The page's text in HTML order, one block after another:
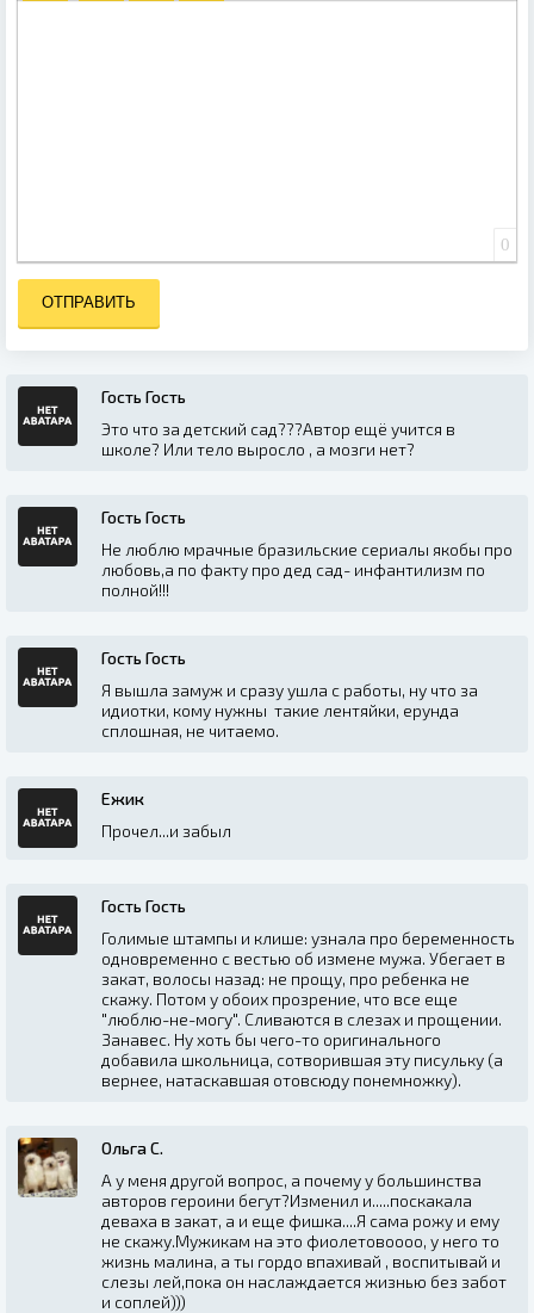
ВСТАВИТЬ СМАЙЛИК
ВСТАВКА СКРЫТОГО ТЕКСТА
ВСТАВКА ЦИТАТЫ
ВСТАВКА СПОЙЛЕРА
0
ОТПРАВИТЬ
Гость Гость
Это что за детский сад???Автор ещё учится в
школе? Или тело выросло , а мозги нет?
Гость Гость
Не люблю мрачные бразильские сериалы якобы про
любовь,а по факту про дед сад- инфантилизм по
полной!!!
Гость Гость
Я вышла замуж и сразу ушла с работы, ну что за
идиотки, кому нужны такие лентяйки, ерунда
сплошная, не читаемо.
Ежик
Прочел...и забыл
Гость Гость
Голимые штампы и клише: узнала про беременность
одновременно с вестью об измене мужа. Убегает в
закат, волосы назад: не прощу, про ребенка не
скажу. Потом у обоих прозрение, что все еще
"люблю-не-могу". Сливаются в слезах и прощении.
Занавес. Ну хоть бы чего-то оригинального
добавила школьница, сотворившая эту писульку (а
вернее, натаскавшая отовсюду понемножку).
Ольга С.
А у меня другой вопрос, а почему у большинства
авторов героини бегут?Изменил и.....поскакала
деваха в закат, а и еще фишка....Я сама рожу и ему
не скажу.Мужикам на это фиолетовоооо, у него то
жизнь малина, а ты гордо впахивай , воспитывай и
слезы лей,пока он наслаждается жизнью без забот
и соплей)))